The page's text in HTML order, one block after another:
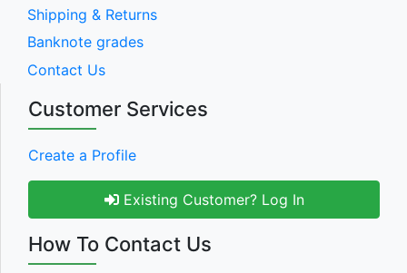
Shipping & Returns
Banknote grades
Contact Us
Customer Services
Create a Profile
Existing Customer? Log In
How To Contact Us